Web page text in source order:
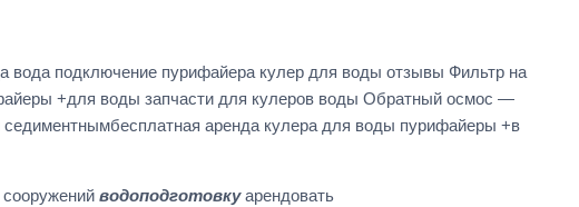
вода подключение пурифайера кулер для воды отзывы Фильтр на
+для воды запчасти для кулеров воды Обратный осмос —
аренда кулера для воды пурифайеры +в
водоподготовкуарендовать